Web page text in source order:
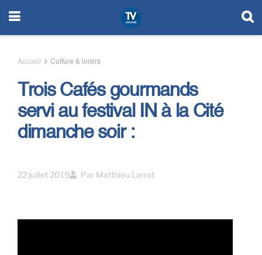
Accueil Culture & loisirs
Trois Cafés gourmands
servi au festival IN à la Cité
dimanche soir :
22 juillet 2019 Par Matthieu Larrat